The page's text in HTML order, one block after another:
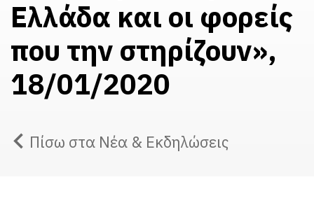
Ελλάδα και οι φορείς
που την στηρίζουν»,
18/01/2020
Πίσω στα Νέα & Εκδηλώσεις